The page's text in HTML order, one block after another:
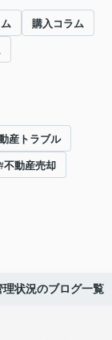
購入コラム
産トラブル
不動産売却
理状況のブログ一覧